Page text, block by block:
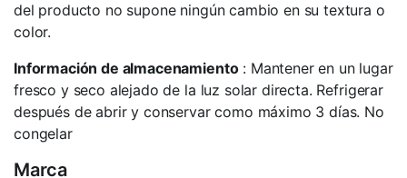
del producto no supone ningún cambio en su textura o
color.
Información de almacenamiento: Mantener en un lugar
fresco y seco alejado de la luz solar directa. Refrigerar
después de abrir y conservar como máximo 3 días. No
congelar
Marca